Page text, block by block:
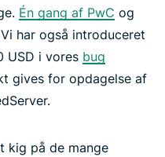
Én gang af PwC og
har også introduceret
USD i vores bug
gives for opdagelse af
kig på de mange